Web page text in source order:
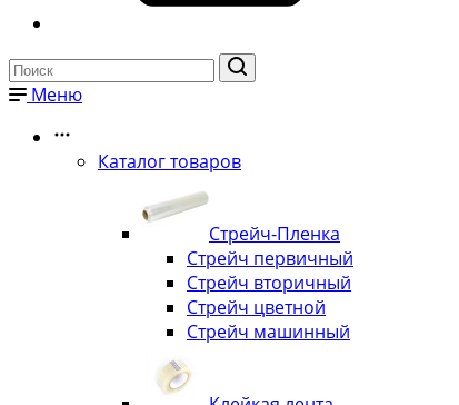
Меню
Каталог товаров
Стрейч-Пленка
Стрейч первичный
Стрейч вторичный
Стрейч цветной
Стрейч машинный